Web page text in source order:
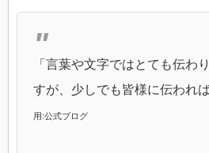
「言葉や文字ではとても伝わ
すが、少しでも皆様に伝われ
用:公式ブログ